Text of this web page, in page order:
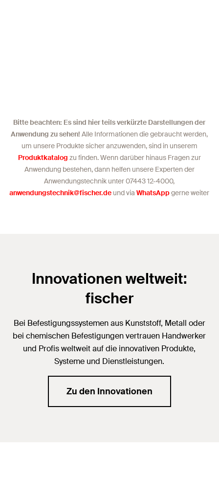
Bitte beachten: Es sind hier teils verkürzte Darstellungen der
Anwendung zu sehen!Alle Informationen die gebraucht werden,
um unsere Produkte sicher anzuwenden, sind in unserem
Produktkatalog zu finden. Wenn darüber hinaus Fragen zur
Anwendung bestehen, dann helfen unsere Experten der
Anwendungstechnik unter 07443 12-4000,
anwendungstechnik@fischer.de und viaWhatsAppgerne weiter
Innovationen weltweit:
fischer
Bei Befestigungssystemen aus Kunststoff, Metall oder
bei chemischen Befestigungen vertrauen Handwerker
und Profis weltweit auf die innovativen Produkte,
Systeme und Dienstleistungen.
Zu den Innovationen